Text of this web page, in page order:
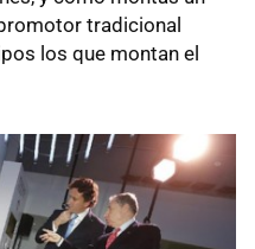
tradicional
los que montan el